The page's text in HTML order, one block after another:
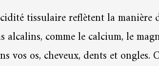
tissulaire reflètent la
alcalins, comme le calcium, le
vos os, cheveux, dents et